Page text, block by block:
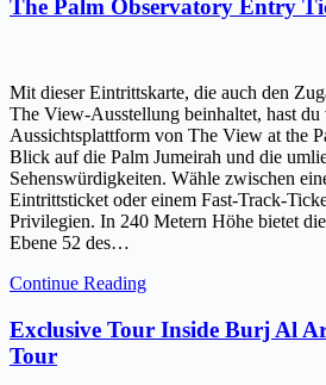
The Palm Observatory Entry
Mit dieser Eintrittskarte, die auch den
The View-Ausstellung beinhaltet, hast du
Aussichtsplattform von The View at the
Blick auf die Palm Jumeirah und die
Sehenswürdigkeiten. Wähle zwischen
Eintrittsticket oder einem Fast-Track-
Privilegien. In 240 Metern Höhe bietet
Ebene 52 des…
Continue Reading
Exclusive Tour Inside Burj Al
Tour